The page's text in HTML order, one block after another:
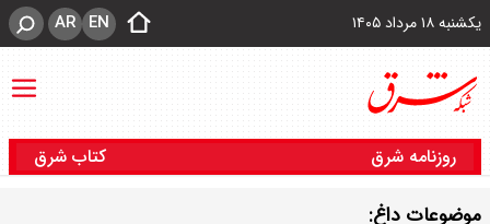
یکشنبه ۱۸ مرداد ۱۴۰۵ EN
AR
روزنامه شرق کتاب شرق
موضوعات داغ: